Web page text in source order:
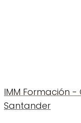
IMM Formación
Santander